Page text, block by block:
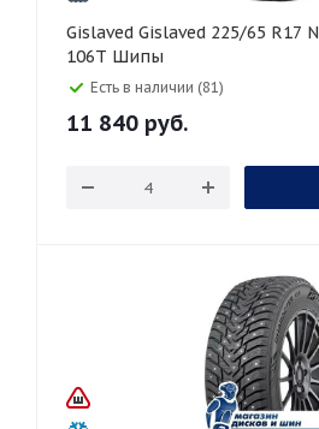
Gislaved Gislaved 225/65 R17 Nord Frost 200
106T Шипы
Есть в наличии (81)
11 840 руб.